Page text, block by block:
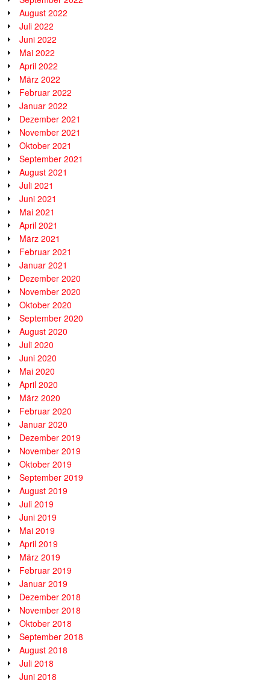
August 2022
Juli 2022
Juni 2022
Mai 2022
April 2022
März 2022
Februar 2022
Januar 2022
Dezember 2021
November 2021
Oktober 2021
September 2021
August 2021
Juli 2021
Juni 2021
Mai 2021
April 2021
März 2021
Februar 2021
Januar 2021
Dezember 2020
November 2020
Oktober 2020
September 2020
August 2020
Juli 2020
Juni 2020
Mai 2020
April 2020
März 2020
Februar 2020
Januar 2020
Dezember 2019
November 2019
Oktober 2019
September 2019
August 2019
Juli 2019
Juni 2019
Mai 2019
April 2019
März 2019
Februar 2019
Januar 2019
Dezember 2018
November 2018
Oktober 2018
September 2018
August 2018
Juli 2018
Juni 2018